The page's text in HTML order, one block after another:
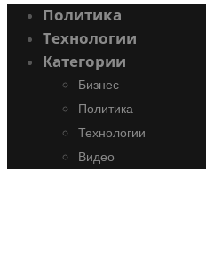
Политика
Технологии
Категории
Бизнес
Политика
Технологии
Видео